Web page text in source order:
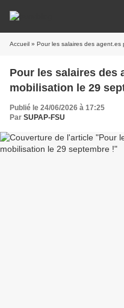
Accueil » Pour les salaires des agent.es
Pour les salaires des
mobilisation le 29
Publié le 24/06/2026 à 17:25
Par SUPAP-FSU